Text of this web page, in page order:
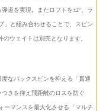
道を実現。またロフトを±2°、ラ
」と組み合わせることで、スピン
ウェイトは別売となります。
なバックスピンを抑える「貫通
きを抑え飛距離のロスを防ぐ
ーマンスを最大化させる「マルチ